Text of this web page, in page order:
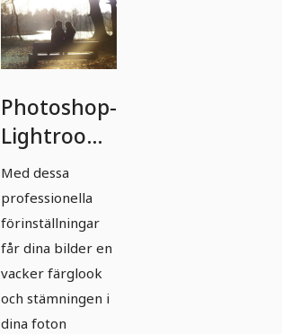
Photoshop-
Lightroom-
Presets -
Natur -
Landskap -
Semester -
25
utseenden
Med dessa
professionella
förinställningar
får dina bilder en
vacker färglook
och stämningen i
dina foton